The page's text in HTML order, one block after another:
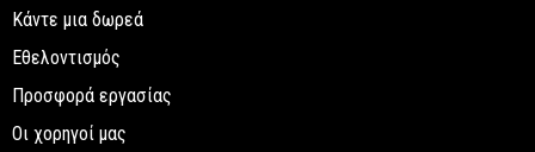
Κάντε μια δωρεά
Εθελοντισμός
Προσφορά εργασίας
Οι χορηγοί μας